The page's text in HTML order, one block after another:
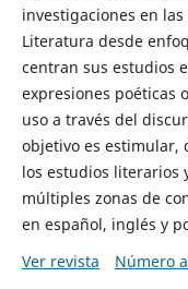
investigaciones en
Literatura desde
centran sus estudios
expresiones poéticas
uso a través del
objetivo es
los estudios literarios
múltiples zonas de
en español, inglés y
Ver revista
Número